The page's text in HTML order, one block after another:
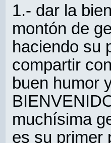
1.- dar la
montón de
haciendo su
compartir
buen humor
muchísima
es su primer